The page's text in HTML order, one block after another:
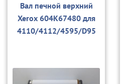
Вал печной верхний
Xerox 604K67480 для
4110/4112/4595/D95